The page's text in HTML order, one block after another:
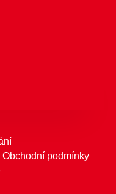
Obchodní podmínky